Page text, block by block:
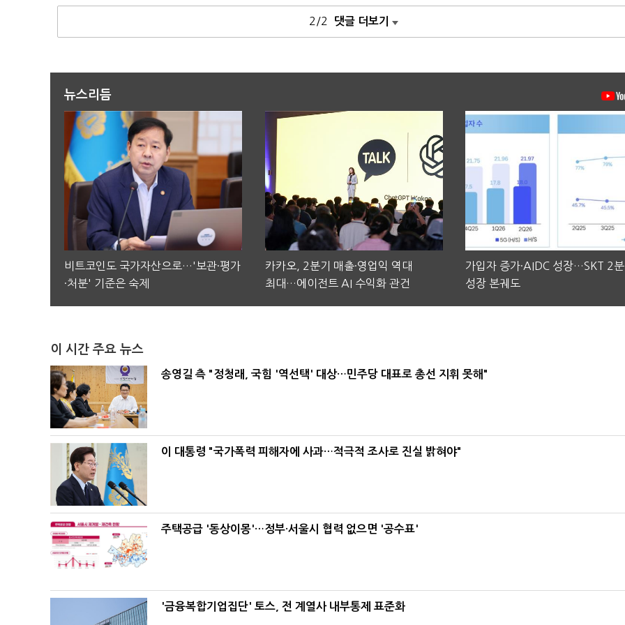
2/2 댓글 더보기
뉴스리듬
비트코인도 국가자산으로…'보관·평가
·처분' 기준은 숙제
카카오, 2분기 매출·영업익 역대
최대…에이전트 AI 수익화 관건
가입자 증가·AIDC 성장…SKT 2
성장 본궤도
이 시간 주요 뉴스
송영길 측 "정청래, 국힘 '역선택' 대상…민주당 대표로 총선 지휘 못해"
이 대통령 "국가폭력 피해자에 사과…적극적 조사로 진실 밝혀야"
주택공급 '동상이몽'…정부·서울시 협력 없으면 '공수표'
'금융복합기업집단' 토스, 전 계열사 내부통제 표준화